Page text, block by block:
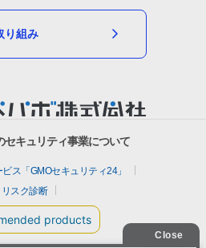
り組み
キュリティ事業について
ス「GMOセキュリティ24」
スク診断